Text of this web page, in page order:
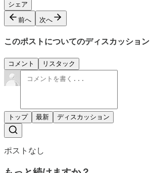
シェア
前へ 次へ
このポストについてのディスカッション
コメント リスタック
トップ 最新 ディスカッション
ポストなし